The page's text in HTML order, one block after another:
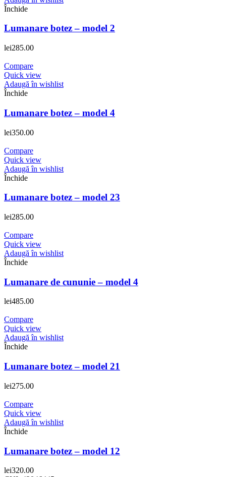
Închide
Lumanare botez – model 2
lei285.00
Compare
Quick view
Adaugă în wishlist
Închide
Lumanare botez – model 4
lei350.00
Compare
Quick view
Adaugă în wishlist
Închide
Lumanare botez – model 23
lei285.00
Compare
Quick view
Adaugă în wishlist
Închide
Lumanare de cununie – model 4
lei485.00
Compare
Quick view
Adaugă în wishlist
Închide
Lumanare botez – model 21
lei275.00
Compare
Quick view
Adaugă în wishlist
Închide
Lumanare botez – model 12
lei320.00